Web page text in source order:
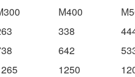
М400
338
642
1250